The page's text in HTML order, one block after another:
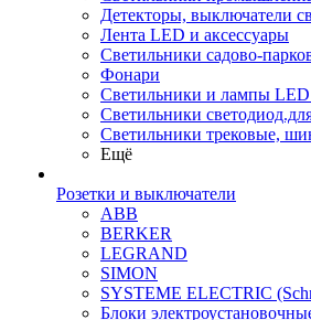
Детекторы, выключатели
Лента LED и аксессуары
Светильники садово-
Фонари
Светильники и лампы LED
Светильники
Светильники трековые,
Ещё
Розетки и выключатели
ABB
BERKER
LEGRAND
SIMON
SYSTEME ELECTRIC
Блоки